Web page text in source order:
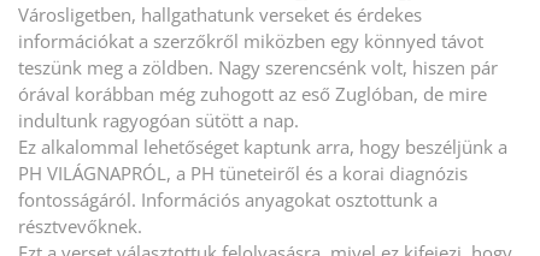
Városligetben, hallgathatunk verseket és érdekes
információkat a szerzőkről miközben egy könnyed távot
teszünk meg a zöldben. Nagy szerencsénk volt, hiszen pár
órával korábban még zuhogott az eső Zuglóban, de mire
indultunk ragyogóan sütött a nap.
Ez alkalommal lehetőséget kaptunk arra, hogy beszéljünk a
PH VILÁGNAPRÓL, a PH tüneteiről és a korai diagnózis
fontosságáról. Információs anyagokat osztottunk a
résztvevőknek.